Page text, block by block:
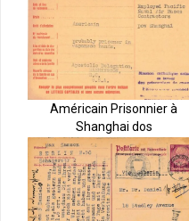
Américain Prisonnier à
Shanghai dos